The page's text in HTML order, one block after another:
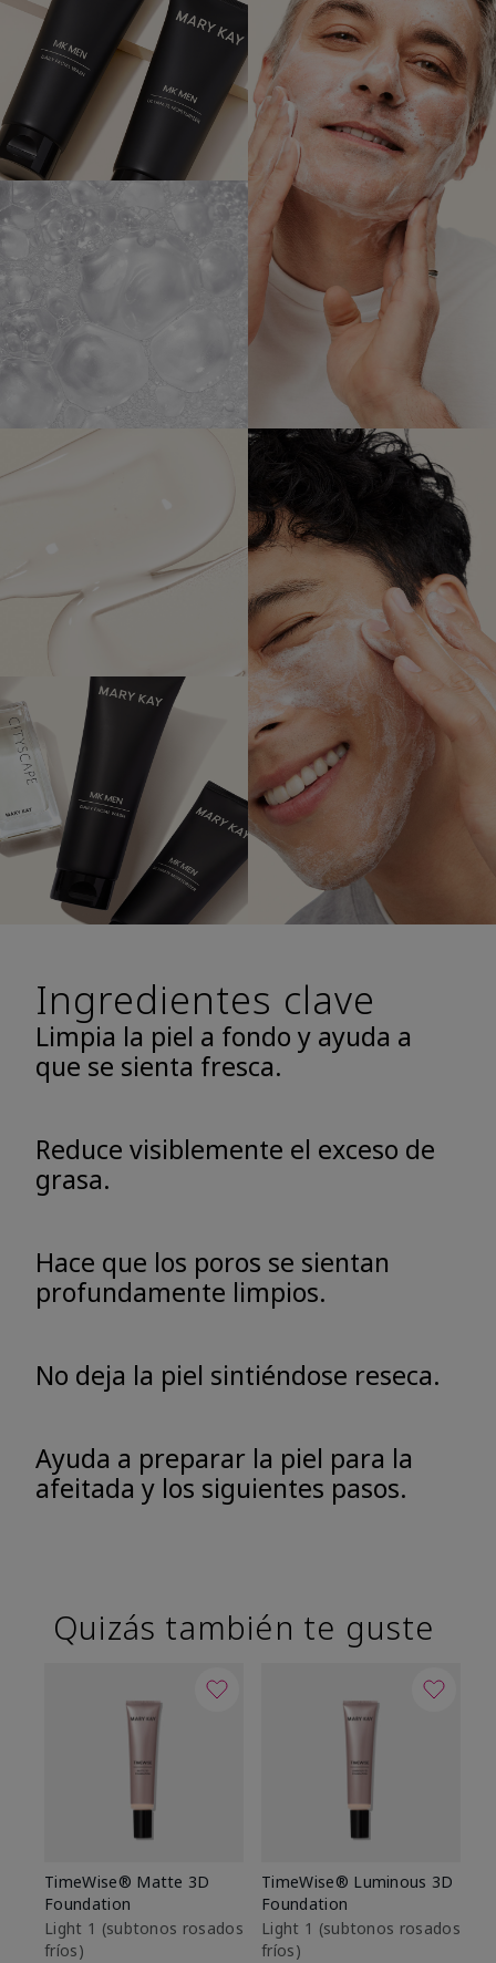
Ingredientes clave
Limpia la piel a fondo y ayuda a
que se sienta fresca.
Reduce visiblemente el exceso de
grasa.
Hace que los poros se sientan
profundamente limpios.
No deja la piel sintiéndose reseca.
Ayuda a preparar la piel para la
afeitada y los siguientes pasos.
Quizás también te guste
TimeWise® Matte 3D
Foundation
Light 1​ (subtonos rosados
fríos)
TimeWise® Luminous 3D
Foundation
Light 1​ (subtonos rosados
fríos)